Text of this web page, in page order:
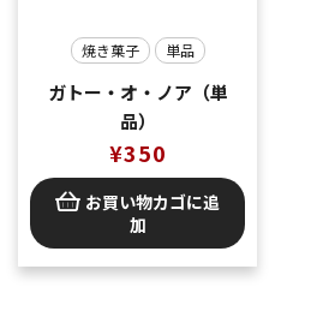
焼き菓子 単品
ガトー・オ・ノア（単
品）
¥350
お買い物カゴに追
加